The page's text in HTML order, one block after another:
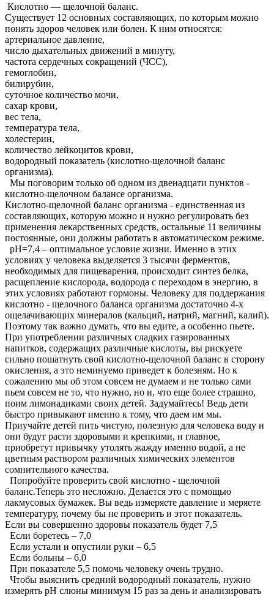
Кислотно — щелочной баланс.
Существует 12 основных составляющих, по которым можно
понять здоров человек или болен. К ним относятся:
артериальное давление,
число дыхательных движений в минуту,
частота сердечных сокращений (ЧСС),
гемоглобин,
билирубин,
суточное количество мочи,
сахар крови,
вес тела,
температура тела,
холестерин,
количество лейкоцитов крови,
водородный показатель (кислотно-щелочной баланс
организма).
Мы поговорим только об одном из двенадцати пунктов -
кислотно-щелочном балансе организма.
Кислотно-щелочной баланс организма - единственная из
составляющих, которую можно и нужно регулировать без
применения лекарственных средств, остальные 11 величины
постоянные, они должны работать в автоматическом режиме.
рН=7,4 – оптимальное условие жизни. Именно в этих
условиях у человека выделяется 3 тысячи ферментов,
необходимых для пищеварения, происходит синтез белка,
расщепление кислорода, водорода с переходом в энергию, в
этих условиях работают гормоны. Человеку для поддержания
кислотно - щелочного баланса организма достаточно 4-х
ощелачивающих минералов (кальций, натрий, магний, калий).
Поэтому так важно думать, что вы едите, а особенно пьете.
При употреблении различных сладких газированных
напитков, содержащих различные кислоты, вы рискуете
сильно пошатнуть свой кислотно-щелочной баланс в сторону
окисления, а это неминуемо приведет к болезням. Но к
сожалению мы об этом совсем не думаем и не только сами
пьем совсем не то, что нужно, но и, что еще более страшно,
поим лимонадиками своих детей. Задумайтесь! Ведь дети
быстро привыкают именно к тому, что даем им мы.
Приучайте детей пить чистую, полезную для человека воду и
они будут расти здоровыми и крепкими, и главное,
приобретут привычку утолять жажду именно водой, а не
цветным раствором различных химических элементов
сомнительного качества.
Попробуйте проверить свой кислотно - щелочной
баланс.Теперь это несложно. Делается это с помощью
лакмусовых бумажек. Вы ведь измеряете давление и меряете
температуру, почему бы не проверить и этот показатель.
Если вы совершенно здоровы показатель будет 7,5
Если боретесь – 7,0
Если устали и опустили руки – 6,5
Если больны – 6,0
При показателе 5,5 помочь человеку очень трудно.
Чтобы выяснить средний водородный показатель, нужно
измерять рН слюны минимум 15 раз за день и анализировать